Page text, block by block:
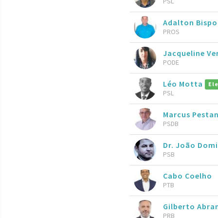
Adalton Bispo
PROS
Jacqueline
PODE
Léo Motta
PSL
Marcus
PSDB
Dr. João
PSB
Cabo Coelho
PTB
Gilberto
PRB